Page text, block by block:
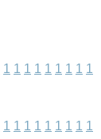
1 1 1 1 1 1 1 1 1
1 1 1 1 1 1 1 1 1